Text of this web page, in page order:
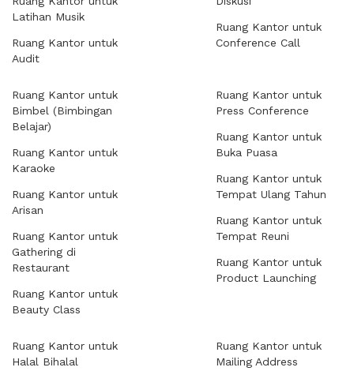
Latihan Musik
Ruang Kantor untuk
Audit
Ruang Kantor untuk
Conference Call
Ruang Kantor untuk
Bimbel (Bimbingan
Belajar)
Ruang Kantor untuk
Karaoke
Ruang Kantor untuk
Arisan
Ruang Kantor untuk
Gathering di
Restaurant
Ruang Kantor untuk
Beauty Class
Ruang Kantor untuk
Press Conference
Ruang Kantor untuk
Buka Puasa
Ruang Kantor untuk
Tempat Ulang Tahun
Ruang Kantor untuk
Tempat Reuni
Ruang Kantor untuk
Product Launching
Ruang Kantor untuk
Halal Bihalal
Ruang Kantor untuk
Mailing Address